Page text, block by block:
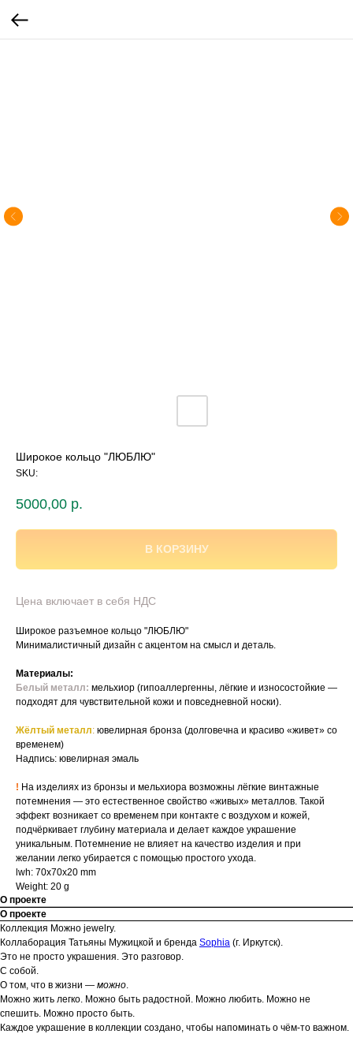
Широкое кольцо "ЛЮБЛЮ"
SKU:
5000,00 р.
В КОРЗИНУ
Цена включает в себя НДС
Широкое разъемное кольцо "ЛЮБЛЮ"
Минималистичный дизайн с акцентом на смысл и деталь.
Материалы:
Белый металл: мельхиор (гипоаллергенны, лёгкие и износостойкие —
подходят для чувствительной кожи и повседневной носки).
Жёлтый металл: ювелирная бронза (долговечна и красиво «живет» со
временем)
Надпись: ювелирная эмаль
! На изделиях из бронзы и мельхиора возможны лёгкие винтажные
потемнения — это естественное свойство «живых» металлов. Такой
эффект возникает со временем при контакте с воздухом и кожей,
подчёркивает глубину материала и делает каждое украшение
уникальным. Потемнение не влияет на качество изделия и при
желании легко убирается с помощью простого ухода.
lwh: 70x70x20 mm
Weight: 20 g
О проекте
О проекте
Коллекция Можно jewelry.
Коллаборация Татьяны Мужицкой и бренда Sophia (г. Иркутск).
Это не просто украшения. Это разговор.
С собой.
О том, что в жизни — можно.
Можно жить легко. Можно быть радостной. Можно любить. Можно не
спешить. Можно просто быть.
Каждое украшение в коллекции создано, чтобы напоминать о чём-то важном.